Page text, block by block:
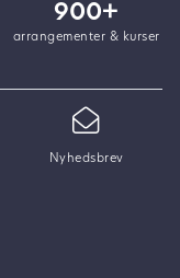
Nyhedsbrev
900+
arrangementer & kurser